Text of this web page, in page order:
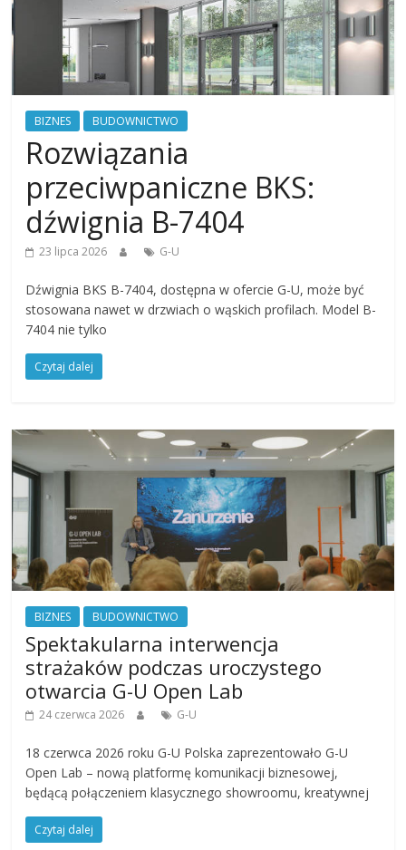
BIZNES BUDOWNICTWO
Rozwiązania
przeciwpaniczne BKS:
dźwignia B-7404
23 lipca 2026 G-U
Dźwignia BKS B-7404, dostępna w ofercie G-U, może być
stosowana nawet w drzwiach o wąskich profilach. Model B-
7404 nie tylko
Czytaj dalej
BIZNES BUDOWNICTWO
Spektakularna interwencja
strażaków podczas uroczystego
otwarcia G-U Open Lab
24 czerwca 2026 G-U
18 czerwca 2026 roku G-U Polska zaprezentowało G-U
Open Lab – nową platformę komunikacji biznesowej,
będącą połączeniem klasycznego showroomu, kreatywnej
Czytaj dalej